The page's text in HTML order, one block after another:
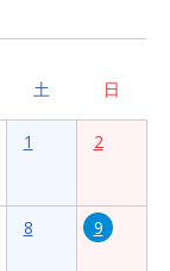
土 日
1 2
8 9